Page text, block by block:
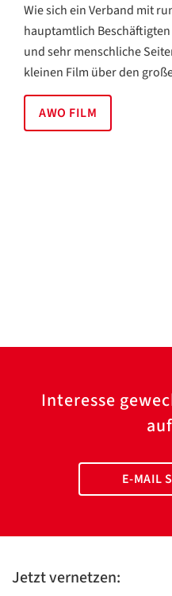
Wie sich ein Verband mit
hauptamtlich
und sehr menschliche
kleinen Film über den
AWO FILM
Interesse
E-MAIL
Jetzt vernetzen: